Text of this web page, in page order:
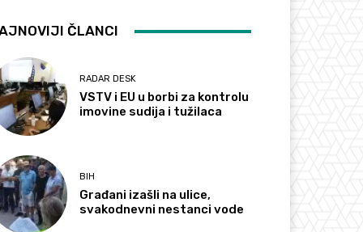
ČLANCI
RADAR DESK
VSTV i EU u borbi za kontrolu
imovine sudija i tužilaca
BIH
Građani izašli na ulice,
svakodnevni nestanci vode